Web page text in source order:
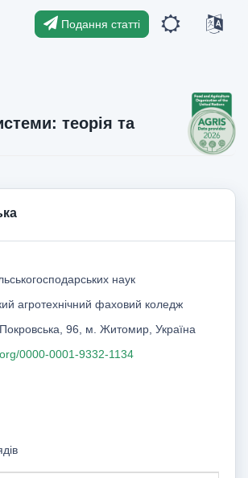
Подання статті
теорія та
наук
агротехнічний фаховий коледж
96, м. Житомир, Україна
0000-0001-9332-1134